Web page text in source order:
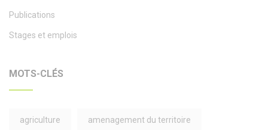
Publications
Stages et emplois
MOTS-CLÉS
agriculture amenagement du territoire